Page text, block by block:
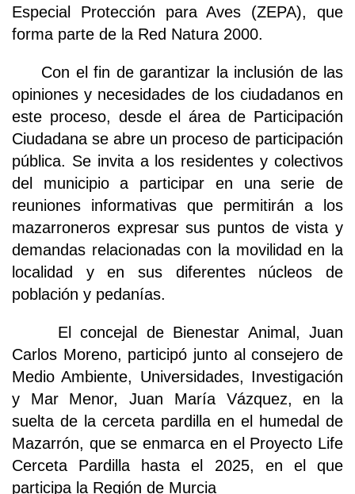
Especial Protección para Aves (ZEPA), que
forma parte de la Red Natura 2000.
Con el fin de garantizar la inclusión de las
opiniones y necesidades de los ciudadanos en
este proceso, desde el área de Participación
Ciudadana se abre un proceso de participación
pública. Se invita a los residentes y colectivos
del municipio a participar en una serie de
reuniones informativas que permitirán a los
mazarroneros expresar sus puntos de vista y
demandas relacionadas con la movilidad en la
localidad y en sus diferentes núcleos de
población y pedanías.
El concejal de Bienestar Animal, Juan
Carlos Moreno, participó junto al consejero de
Medio Ambiente, Universidades, Investigación
y Mar Menor, Juan María Vázquez, en la
suelta de la cerceta pardilla en el humedal de
Mazarrón, que se enmarca en el Proyecto Life
Cerceta Pardilla hasta el 2025, en el que
participa la Región de Murcia